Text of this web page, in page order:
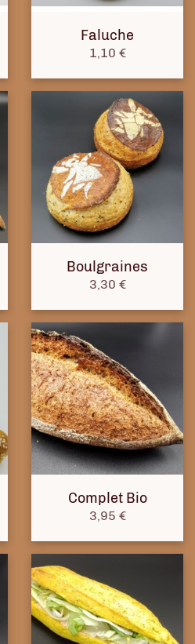
Faluche
Prix
1,10 €
Boulgraines
Prix
3,30 €
Complet Bio
Prix
3,95 €